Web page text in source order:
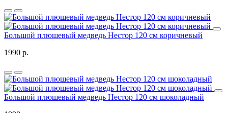
Большой плюшевый медведь Нестор 120 см коричневый
1990 р.
Большой плюшевый медведь Нестор 120 см шоколадный